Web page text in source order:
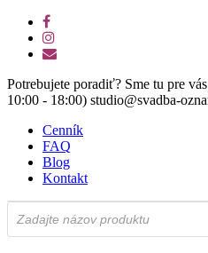
Skip
main
facebook
instagram
email
Potrebujete poradiť? Sme tu pre
10:00 - 18:00) studio@svadba-
Cenník
FAQ
Blog
Kontakt
Products
search